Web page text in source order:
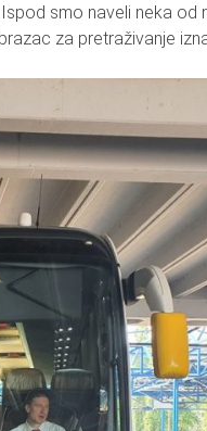
smo naveli neka od
za pretraživanje